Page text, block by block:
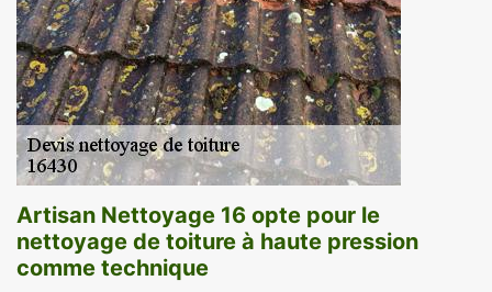
Artisan Nettoyage 16 opte pour le
nettoyage de toiture à haute pression
comme technique